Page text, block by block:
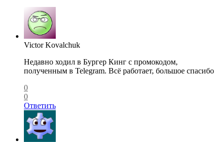
Victor Kovalchuk
Недавно ходил в Бургер Кинг с промокодом,
полученным в Telegram. Всё работает, большое спасибо
0
0
Ответить